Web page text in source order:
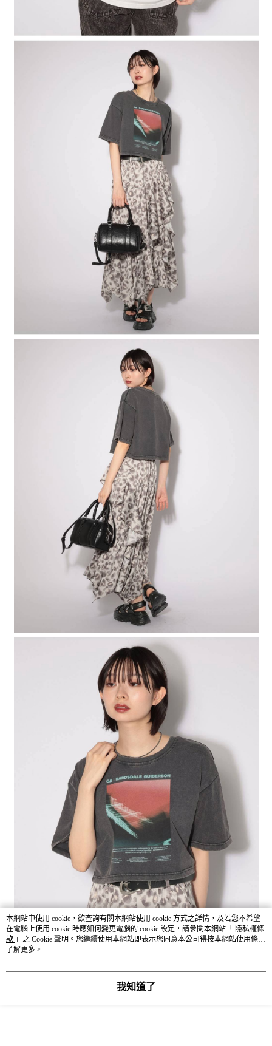
本網站中使用 cookie，欲查詢有關本網站使用 cookie 方式之詳情，及若您不希望
在電腦上使用 cookie 時應如何變更電腦的 cookie 設定，請參閱本網站「 隱私權條
款 」之 Cookie 聲明。您繼續使用本網站即表示您同意本公司得按本網站使用條款
之 Cookie 聲明使用 cookie。
了解更多 >
我知道了